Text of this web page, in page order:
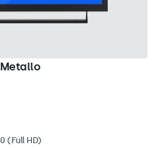
(Full HD)